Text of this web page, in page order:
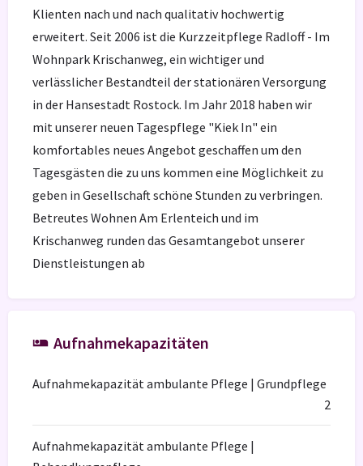
Klienten nach und nach qualitativ hochwertig
erweitert. Seit 2006 ist die Kurzzeitpflege Radloff - Im
Wohnpark Krischanweg, ein wichtiger und
verlässlicher Bestandteil der stationären Versorgung
in der Hansestadt Rostock. Im Jahr 2018 haben wir
mit unserer neuen Tagespflege "Kiek In" ein
komfortables neues Angebot geschaffen um den
Tagesgästen die zu uns kommen eine Möglichkeit zu
geben in Gesellschaft schöne Stunden zu verbringen.
Betreutes Wohnen Am Erlenteich und im
Krischanweg runden das Gesamtangebot unserer
Dienstleistungen ab
Aufnahmekapazitäten
Aufnahmekapazität ambulante Pflege | Grundpflege
2
Aufnahmekapazität ambulante Pflege |